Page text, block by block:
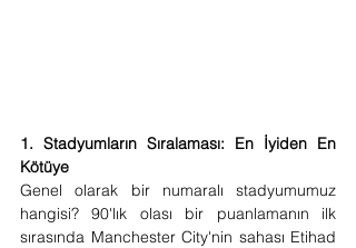
1. Stadyumların Sıralaması: En İyiden En
Kötüye
Genel olarak bir numaralı stadyumumuz
hangisi? 90'lık olası bir puanlamanın ilk
sırasında Manchester City'nin sahası Etihad